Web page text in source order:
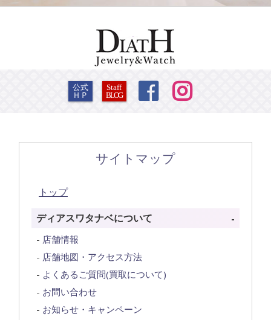
公式
ＨＰ
Staff
BLOG
 
サイトマップ
トップ
ディアスワタナベについて
店舗情報
店舗地図・アクセス方法
よくあるご質問(買取について)
お問い合わせ
お知らせ・キャンペーン